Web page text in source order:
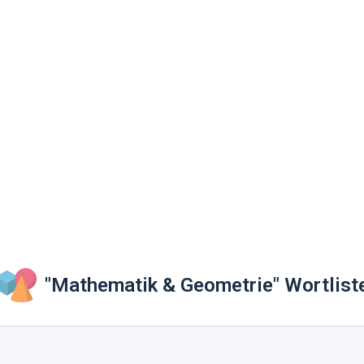
"Mathematik & Geometrie"